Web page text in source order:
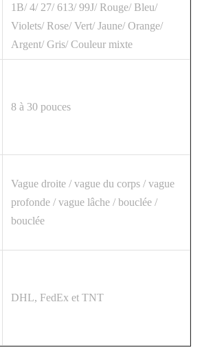
1B/ 4/ 27/ 613/ 99J/ Rouge/ Bleu/
Violets/ Rose/ Vert/ Jaune/ Orange/
Argent/ Gris/ Couleur mixte
8 à 30 pouces
Vague droite / vague du corps / vague
profonde / vague lâche / bouclée /
bouclée
DHL, FedEx et TNT